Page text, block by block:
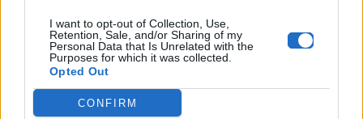
I want to opt-out of Collection, Use,
Retention, Sale, and/or Sharing of my
Personal Data that Is Unrelated with the
Purposes for which it was collected.
Opted Out
CONFIRM
Η Χριστιάνα Σιόκα στο Talk to Mad: «Άνοιξα τη
συναυλία του Jason Derulo χωρίς ίχνος
άγχους!»
O Γιώργος Ντάβος στο Talk to Mad: «Θα ήθελα